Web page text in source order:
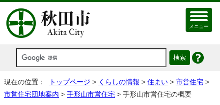
メニュー
現在の位置： トップページ > くらしの情報 > 住まい > 市営住宅 >
市営住宅団地案内 > 手形山市営住宅 > 手形山市営住宅の概要